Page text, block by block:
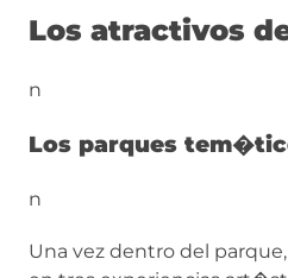
Los atractivos
n
Los parques
n
Una vez dentro del